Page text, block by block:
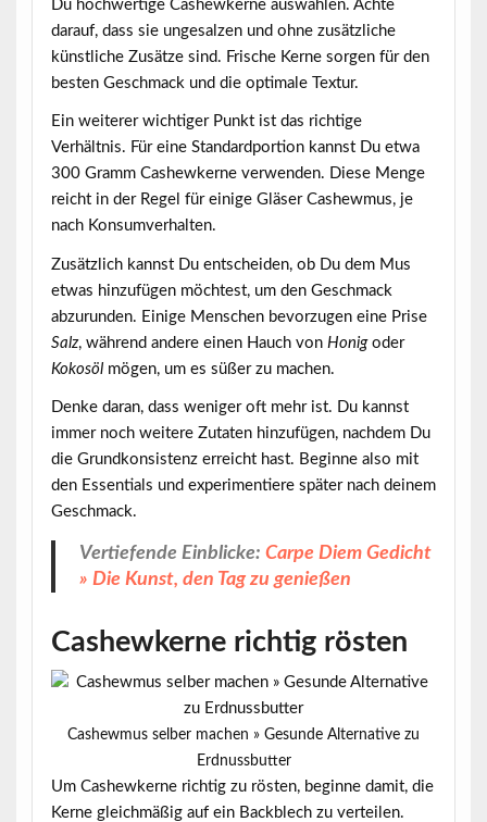
Du hochwertige Cashewkerneauswählen. Achte
darauf, dass sie ungesalzen und ohne zusätzliche
künstliche Zusätze sind. Frische Kerne sorgen für den
besten Geschmack und die optimale Textur.
Ein weiterer wichtiger Punkt ist das richtige
Verhältnis. Für eine Standardportion kannst Du etwa
300 GrammCashewkerne verwenden. Diese Menge
reicht in der Regel für einige Gläser Cashewmus, je
nach Konsumverhalten.
Zusätzlich kannst Du entscheiden, ob Du dem Mus
etwas hinzufügen möchtest, um den Geschmack
abzurunden. Einige Menschen bevorzugen eine Prise
Salz, während andere einen Hauch von Honigoder
Kokosölmögen, um es süßer zu machen.
Denke daran, dass weniger oft mehr ist. Du kannst
immer noch weitere Zutaten hinzufügen, nachdem Du
die Grundkonsistenz erreicht hast. Beginne also mit
den Essentials und experimentiere später nach deinem
Geschmack.
Vertiefende Einblicke:Carpe Diem Gedicht
» Die Kunst, den Tag zu genießen
Cashewkerne richtig rösten
Cashewmus selber machen » Gesunde Alternative zu
Erdnussbutter
Um Cashewkerne richtig zu rösten, beginne damit, die
Kerne gleichmäßig auf ein Backblech zu verteilen.